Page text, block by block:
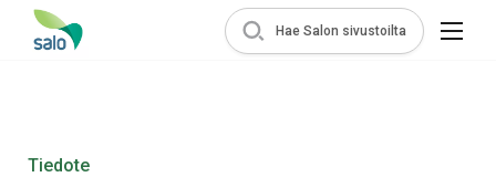
Hae Salon sivustoilta
Tiedote